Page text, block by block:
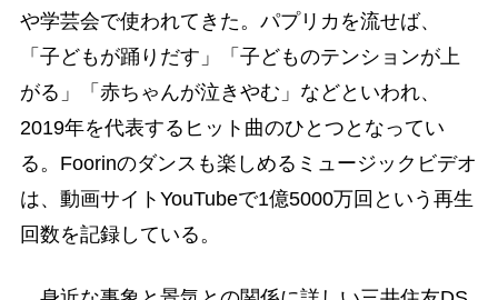
や学芸会で使われてきた。パプリカを流せば、
「子どもが踊りだす」「子どものテンションが上
がる」「赤ちゃんが泣きやむ」などといわれ、
2019年を代表するヒット曲のひとつとなってい
る。Foorinのダンスも楽しめるミュージックビデオ
は、動画サイトYouTubeで1億5000万回という再生
回数を記録している。